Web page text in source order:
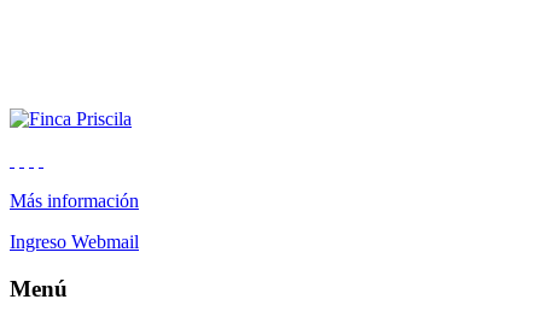
Más información
Ingreso Webmail
Menú